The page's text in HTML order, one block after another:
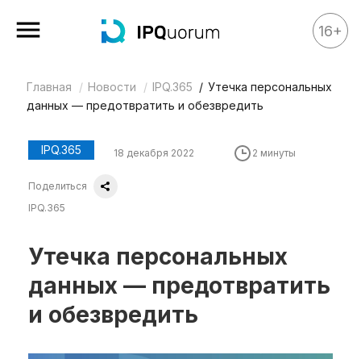
Все материалы
Аналитика
Legal review
События
IP Stories
Квиз
О нас
16+
Главная Новости IPQ.365
Утечка персональных
данных — предотвратить и обезвредить
IPQ.365 18 декабря 2022 2 минуты
Поделиться
IPQ.365
Утечка персональных
данных — предотвратить
и обезвредить